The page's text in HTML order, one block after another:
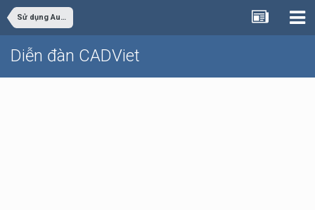
Sử dụng AutoCAD
Diễn đàn CADViet